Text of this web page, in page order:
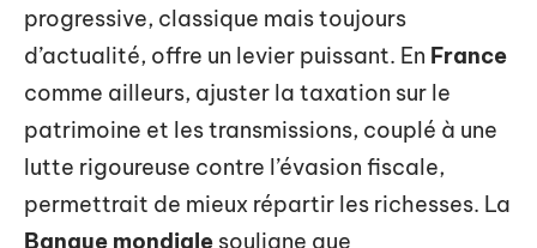
progressive, classique mais toujours
d’actualité, offre un levier puissant. En France
comme ailleurs, ajuster la taxation sur le
patrimoine et les transmissions, couplé à une
lutte rigoureuse contre l’évasion fiscale,
permettrait de mieux répartir les richesses. La
Banque mondiale souligne que